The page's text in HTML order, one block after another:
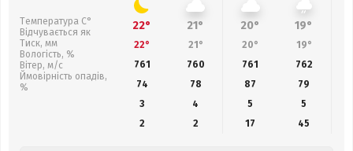
Температура С°
Відчувається як
Тиск, мм
Вологість, %
Вітер, м/с
Ймовірність опадів,
%
22° 21° 20° 19°
22° 21° 20° 19°
761
760 761 762
74
78 87 79
3
4 5
5
2
2 17 45